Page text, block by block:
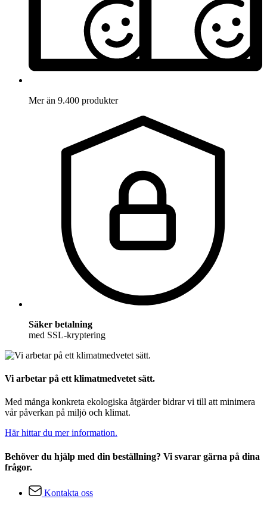
Mer än 9.400 produkter
Säker betalning
med SSL-kryptering
Vi arbetar på ett klimatmedvetet sätt.
Med många konkreta ekologiska åtgärder bidrar vi till att minimera
vår påverkan på miljö och klimat.
Här hittar du mer information.
Behöver du hjälp med din beställning? Vi svarar gärna på dina
frågor.
Kontakta oss